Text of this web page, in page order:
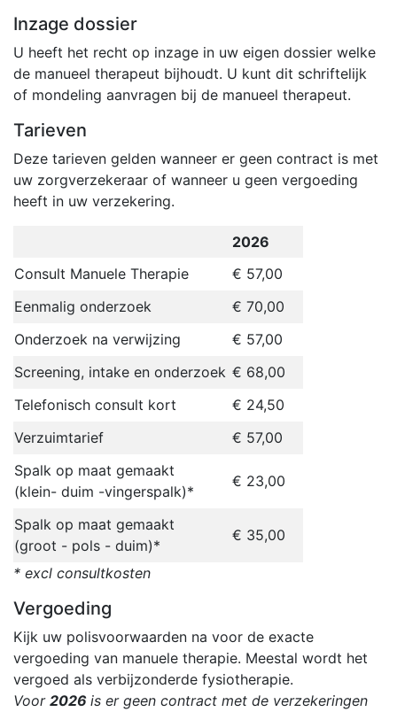
Inzage dossier
U heeft het recht op inzage in uw eigen dossier welke
de manueel therapeut bijhoudt. U kunt dit schriftelijk
of mondeling aanvragen bij de manueel therapeut.
Tarieven
Deze tarieven gelden wanneer er geen contract is met
uw zorgverzekeraar of wanneer u geen vergoeding
heeft in uw verzekering.
2026
Consult Manuele Therapie
€ 57,00
Eenmalig onderzoek
€ 70,00
Onderzoek na verwijzing
€ 57,00
Screening, intake en onderzoek € 68,00
Telefonisch consult kort
€ 24,50
Verzuimtarief
€ 57,00
Spalk op maat gemaakt
(klein- duim -vingerspalk)*
€ 23,00
Spalk op maat gemaakt
(groot - pols - duim)*
€ 35,00
* excl consultkosten
Vergoeding
Kijk uw polisvoorwaarden na voor de exacte
vergoeding van manuele therapie. Meestal wordt het
vergoed als verbijzonderde fysiotherapie.
Voor 2026 is er geen contract met de verzekeringen